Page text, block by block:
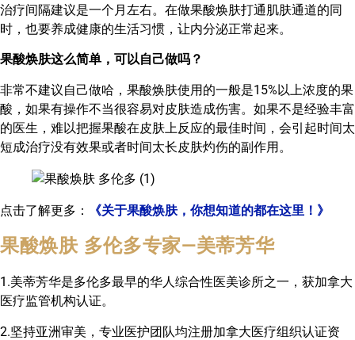
治疗间隔建议是一个月左右。在做果酸焕肤打通肌肤通道的同
时，也要养成健康的生活习惯，让内分泌正常起来。
果酸焕肤这么简单，可以自己做吗？
非常不建议自己做哈，果酸焕肤使用的一般是15%以上浓度的果
酸，如果有操作不当很容易对皮肤造成伤害。如果不是经验丰富
的医生，难以把握果酸在皮肤上反应的最佳时间，会引起时间太
短成治疗没有效果或者时间太长皮肤灼伤的副作用。
点击了解更多： 《关于果酸焕肤，你想知道的都在这里！》
果酸焕肤 多伦多专家—美蒂芳华
1.美蒂芳华是多伦多最早的华人综合性医美诊所之一，获加拿大
医疗监管机构认证。
2.坚持亚洲审美，专业医护团队均注册加拿大医疗组织认证资